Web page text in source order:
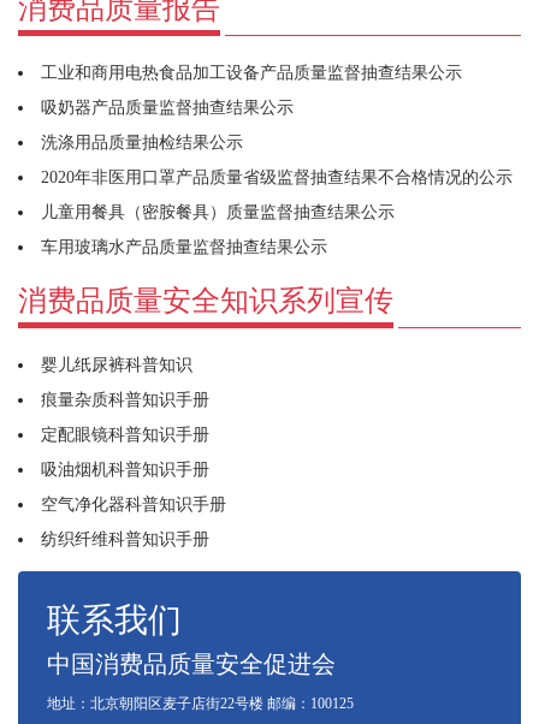
消费品质量报告
工业和商用电热食品加工设备产品质量监督抽查结果公示
吸奶器产品质量监督抽查结果公示
洗涤用品质量抽检结果公示
2020年非医用口罩产品质量省级监督抽查结果不合格情况的公示
儿童用餐具（密胺餐具）质量监督抽查结果公示
车用玻璃水产品质量监督抽查结果公示
消费品质量安全知识系列宣传
婴儿纸尿裤科普知识
痕量杂质科普知识手册
定配眼镜科普知识手册
吸油烟机科普知识手册
空气净化器科普知识手册
纺织纤维科普知识手册
联系我们
中国消费品质量安全促进会
地址：北京朝阳区麦子店街22号楼 邮编：100125